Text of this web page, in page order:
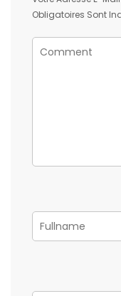
Obligatoires Sont